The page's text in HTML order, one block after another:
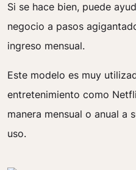
Si se hace bien, puede
negocio a pasos
ingreso mensual.
Este modelo es muy
entretenimiento como
manera mensual o anual a
uso.